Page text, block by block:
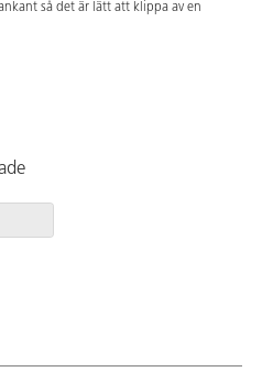
så det är lätt att klippa av en